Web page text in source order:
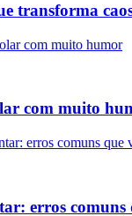
transforma
com muito
erros comuns